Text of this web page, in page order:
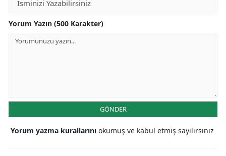
Yorum Yazın (500 Karakter)
GÖNDER
Yorum yazma kurallarını okumuş ve kabul etmiş sayılırsınız